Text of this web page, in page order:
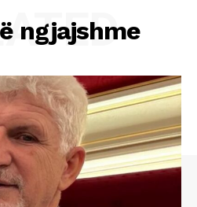
ngjajshme